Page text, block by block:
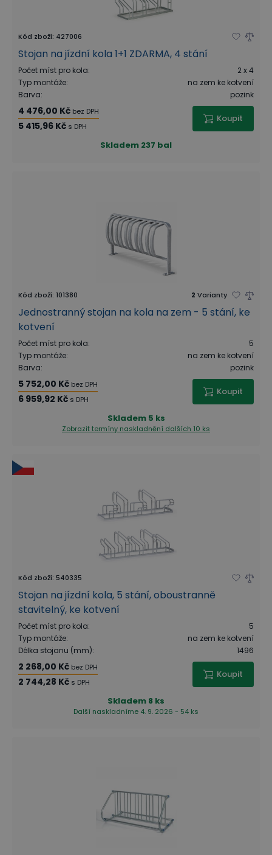
Kód zboží: 427006
Stojan na jízdní kola 1+1 ZDARMA, 4 stání
Počet míst pro kola:
2 x 4
Typ montáže:
na zem ke kotvení
Barva: pozink
4 476,00 Kč bez DPH
5 415,96 Kč s DPH
Koupit
Skladem 237 bal
Kód zboží: 101380 2 Varianty
Jednostranný stojan na kola na zem - 5 stání, ke
kotvení
Počet míst pro kola:
5
Typ montáže:
na zem ke kotvení
Barva: pozink
5 752,00 Kč bez DPH
6 959,92 Kč s DPH
Koupit
Skladem 5 ks
Zobrazit termíny naskladnění dalších 10 ks
Kód zboží: 540335
Stojan na jízdní kola, 5 stání, oboustranně
stavitelný, ke kotvení
Počet míst pro kola:
5
Typ montáže:
na zem ke kotvení
Délka stojanu (mm): 1496
2 268,00 Kč bez DPH
2 744,28 Kč s DPH
Koupit
Skladem 8 ks
Další naskladníme 4. 9. 2026 - 54 ks